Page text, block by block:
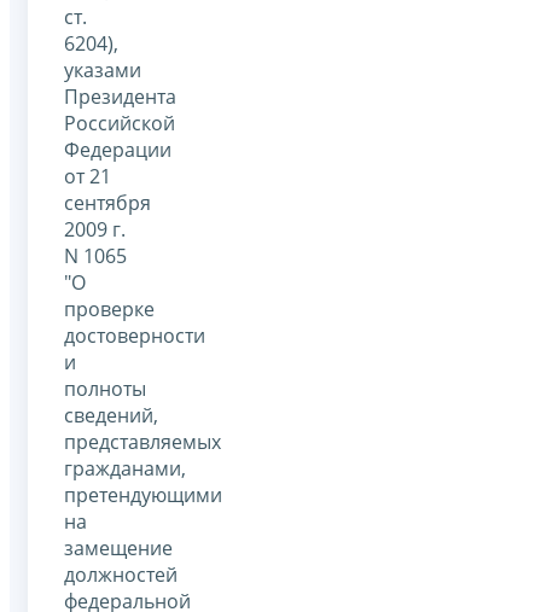
ст.
6204),
указами
Президента
Российской
Федерации
от 21
сентября
2009 г.
N 1065
"О
проверке
достоверности
и
полноты
сведений,
представляемых
гражданами,
претендующими
на
замещение
должностей
федеральной